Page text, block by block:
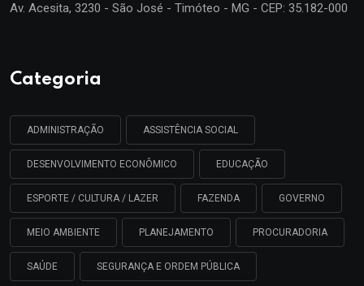
Av. Acesita, 3230 - São José - Timóteo - MG - CEP: 35.182-000
Categoria
ADMINISTRAÇÃO ASSISTÊNCIA SOCIAL
DESENVOLVIMENTO ECONÔMICO EDUCAÇÃO
ESPORTE / CULTURA / LAZER FAZENDA GOVERNO
MEIO AMBIENTE PLANEJAMENTO PROCURADORIA
SAÚDE SEGURANÇA E ORDEM PÚBLICA